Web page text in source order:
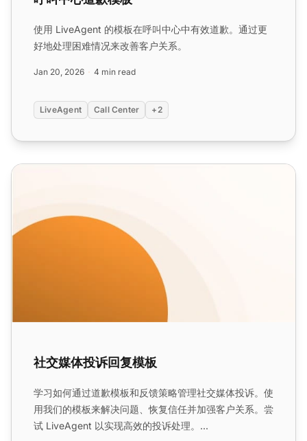
使用 LiveAgent 的模板在呼叫中心中有效道歉。通过更
好地处理困难情况来改善客户关系。
Jan 20, 2026 4 min read
LiveAgent Call Center +2
社交媒体投诉回复模板
社交媒体投诉回复模板
学习如何通过道歉模板和反馈策略管理社交媒体投诉。使
用我们的模板来解决问题、恢复信任并加强客户关系。尝
试 LiveAgent 以实现高效的投诉处理。...